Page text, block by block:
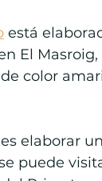
está
El
color
es elaborar un
puede